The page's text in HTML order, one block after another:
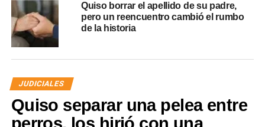
Quiso borrar el apellido de su padre,
pero un reencuentro cambió el rumbo
de la historia
JUDICIALES
Quiso separar una pelea entre